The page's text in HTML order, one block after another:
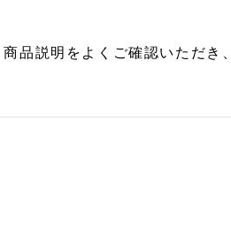
品説明をよくご確認いただき、